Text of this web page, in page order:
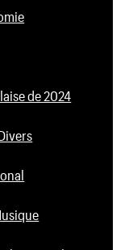
de 2024